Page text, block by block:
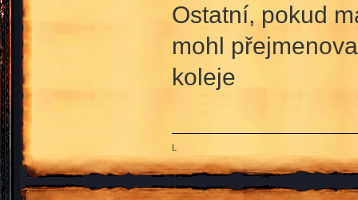
Ostatní, pokud
mohl
koleje
L